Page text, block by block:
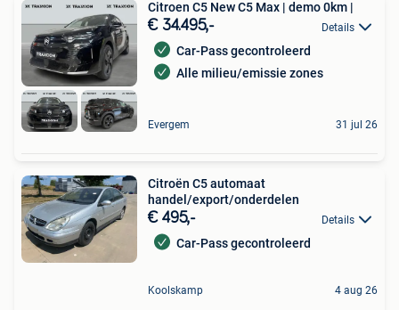
Citroen C5 New C5 Max | demo 0km |
€ 34.495,- Details
Car-Pass gecontroleerd
Alle milieu/emissie zones
Evergem 31 jul 26
Citroën C5 automaat
handel/export/onderdelen
€ 495,- Details
Car-Pass gecontroleerd
Koolskamp 4 aug 26